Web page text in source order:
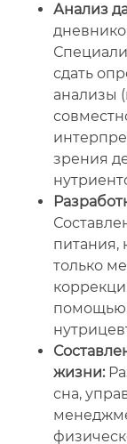
Анализ
сдать
анализы
зрения
питания,
только
помощью
жизни:
сна,